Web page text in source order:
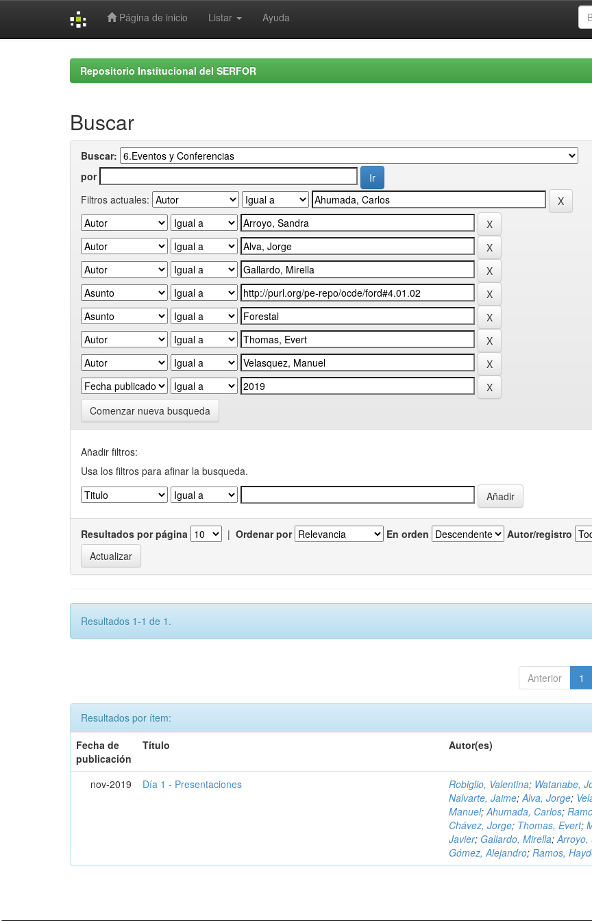
Página de inicio Listar Ayuda
Repositorio Institucional del SERFOR
Buscar
Buscar:
por
Filtros actuales:
Comenzar nueva busqueda
Añadir filtros:
Usa los filtros para afinar la busqueda.
Resultados por página | Ordenar por En orden Autor/registro
Resultados 1-1 de 1.
Anterior 1
Resultados por ítem:
Fecha de
publicación
Título Autor(es)
nov-2019 Día 1 - Presentaciones Robiglio, Valentina; Watanabe,
Nalvarte, Jaime;Alva, Jorge;
Manuel;Ahumada, Carlos;
Chávez, Jorge; Thomas, Evert;
Javier; Gallardo, Mirella;Arroyo,
Gómez, Alejandro;Ramos,